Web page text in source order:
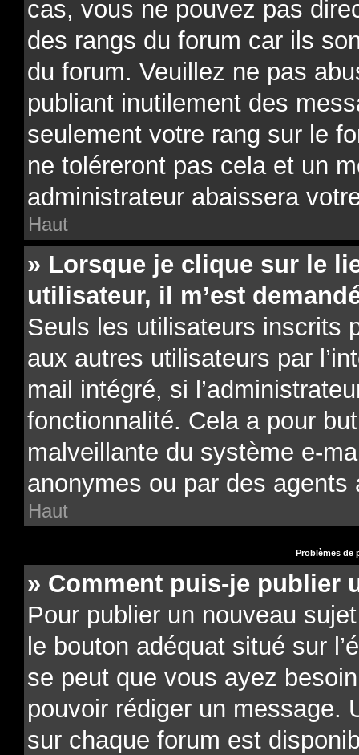
cas, vous ne pouvez pas
des rangs du forum car ils
du forum. Veuillez ne pas
publiant inutilement des
seulement votre rang sur le
ne toléreront pas cela et un
administrateur abaissera
Haut
» Lorsque je clique sur le
utilisateur, il m’est
Seuls les utilisateurs inscrits
aux autres utilisateurs par
mail intégré, si
fonctionnalité. Cela a pour
malveillante du système e-
anonymes ou par des agents
Haut
Problèmes de
» Comment puis-je publier
Pour publier un nouveau
le bouton adéquat situé sur
se peut que vous ayez
pouvoir rédiger un message.
sur chaque forum est